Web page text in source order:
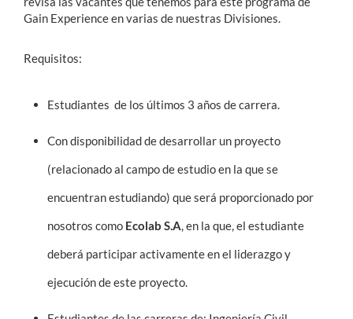
Gain Experience en varias de nuestras Divisiones.
Requisitos:
Estudiantes de los últimos 3 años de carrera.
Con disponibilidad de desarrollar un proyecto
(relacionado al campo de estudio en la que se
encuentran estudiando) que será proporcionado por
nosotros como Ecolab S.A, en la que, el estudiante
deberá participar activamente en el liderazgo y
ejecución de este proyecto.